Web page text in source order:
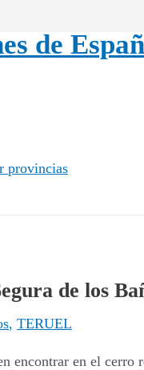
de
provincias
de los
, TERUEL
encontrar en el